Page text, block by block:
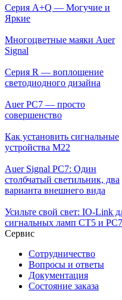
Серия A+Q — Могучие и
Яркие
Многоцветные маяки Auer
Signal
Серия R — воплощение
светодиодного дизайна
Auer PC7 — просто
совершенство
Как установить сигнальные
устройства М22
Auer Signal PC7: Один
столбчатый светильник, два
варианта внешнего вида
Усильте свой свет: IO-Link
сигнальных ламп CT5 и PC7
Сервис
Сотрудничество
Вопросы и ответы
Документация
Состояние заказа